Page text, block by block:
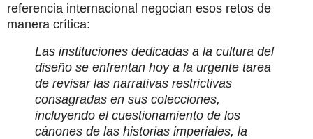
referencia internacional negocian esos retos de
manera crítica:
Las instituciones dedicadas a la cultura del
diseño se enfrentan hoy a la urgente tarea
de revisar las narrativas restrictivas
consagradas en sus colecciones,
incluyendo el cuestionamiento de los
cánones de las historias imperiales, la